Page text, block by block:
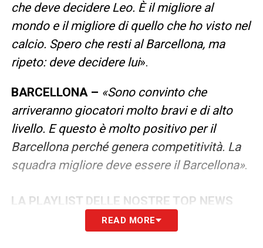
che deve decidere Leo. È il migliore al
mondo e il migliore di quello che ho visto nel
calcio. Spero che resti al Barcellona, ma
ripeto: deve decidere lui».
BARCELLONA – «Sono convinto che
arriveranno giocatori molto bravi e di alto
livello. E questo è molto positivo per il
Barcellona perché genera competitività. La
squadra migliore deve essere il Barcellona».
LA PLAYLIST DELLE NOSTRE TOP NEWS
READ MORE